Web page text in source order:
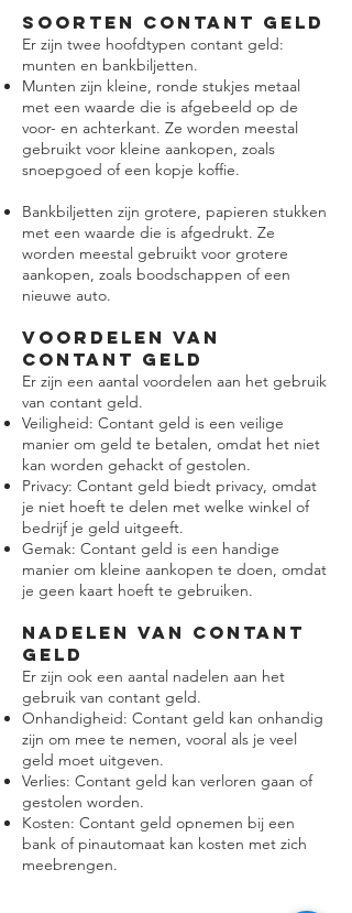
Soorten contant geld
Er zijn twee hoofdtypen contant geld:
munten en bankbiljetten.
Munten zijn kleine, ronde stukjes metaal
met een waarde die is afgebeeld op de
voor- en achterkant. Ze worden meestal
gebruikt voor kleine aankopen, zoals
snoepgoed of een kopje koffie.
Bankbiljetten zijn grotere, papieren stukken
met een waarde die is afgedrukt. Ze
worden meestal gebruikt voor grotere
aankopen, zoals boodschappen of een
nieuwe auto.
Voordelen van
contant geld
Er zijn een aantal voordelen aan het gebruik
van contant geld.
Veiligheid: Contant geld is een veilige
manier om geld te betalen, omdat het niet
kan worden gehackt of gestolen.
Privacy: Contant geld biedt privacy, omdat
je niet hoeft te delen met welke winkel of
bedrijf je geld uitgeeft.
Gemak: Contant geld is een handige
manier om kleine aankopen te doen, omdat
je geen kaart hoeft te gebruiken.
Nadelen van contant
geld
Er zijn ook een aantal nadelen aan het
gebruik van contant geld.
Onhandigheid: Contant geld kan onhandig
zijn om mee te nemen, vooral als je veel
geld moet uitgeven.
Verlies: Contant geld kan verloren gaan of
gestolen worden.
Kosten: Contant geld opnemen bij een
bank of pinautomaat kan kosten met zich
meebrengen.